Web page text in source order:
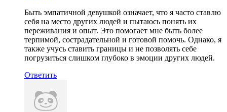
Быть эмпатичной девушкой означает, что я часто ставлю
себя на место других людей и пытаюсь понять их
переживания и опыт. Это помогает мне быть более
терпимой, сострадательной и готовой помочь. Однако, я
также учусь ставить границы и не позволять себе
погрузиться слишком глубоко в эмоции других людей.
Ответить